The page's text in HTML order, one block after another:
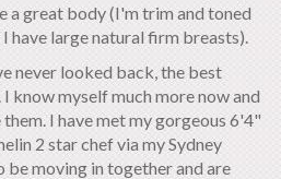
a great body (I'm trim and toned
have large natural firm breasts).
never looked back, the best
know myself much more now and
I have met my gorgeous 6'4"
2 star chef via my Sydney
be moving in together and are